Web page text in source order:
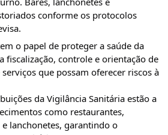
conforme os protocolos
o papel de proteger a saúde da
fiscalização, controle e orientação de
que possam oferecer riscos à
da Vigilância Sanitária estão a
como restaurantes,
lanchonetes, garantindo o